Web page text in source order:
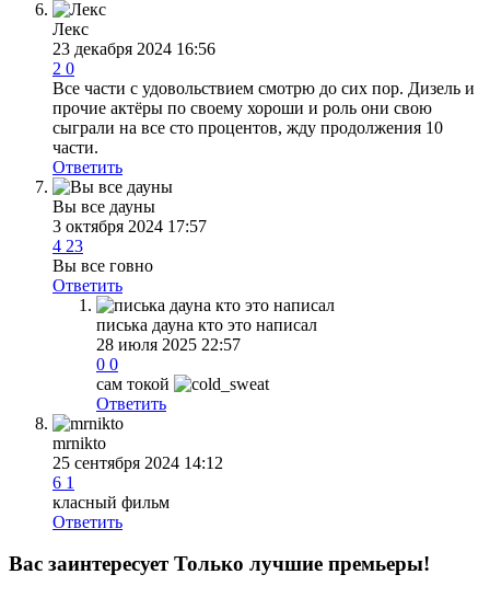
Лекс
23 декабря 2024 16:56
2 0
Все части с удовольствием смотрю до сих пор. Дизель и
прочие актёры по своему хороши и роль они свою
сыграли на все сто процентов, жду продолжения 10
части.
Ответить
Вы все дауны
3 октября 2024 17:57
4 23
Вы все говно
Ответить
писька дауна кто это написал
28 июля 2025 22:57
0 0
сам токой
Ответить
mrnikto
25 сентября 2024 14:12
6 1
класный фильм
Ответить
Вас заинтересуетТолько лучшие премьеры!